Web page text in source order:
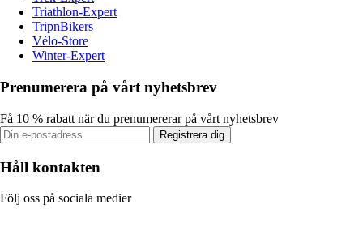
Triathlon-Expert
TripnBikers
Vélo-Store
Winter-Expert
Prenumerera på vårt nyhetsbrev
Få 10 % rabatt när du prenumererar på vårt nyhetsbrev
Registrera dig
Håll kontakten
Följ oss på sociala medier